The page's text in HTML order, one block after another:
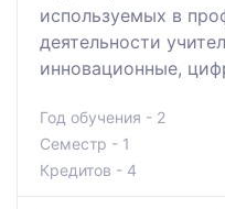
используемых в
деятельности
инновационные,
Год обучения - 2
Семестр - 1
Кредитов - 4